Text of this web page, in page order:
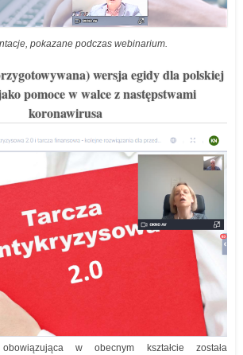
pokazane podczas webinarium.
wersja egidy dla polskiej
pomoce w walce z następstwami
koronawirusa
w obecnym kształcie została